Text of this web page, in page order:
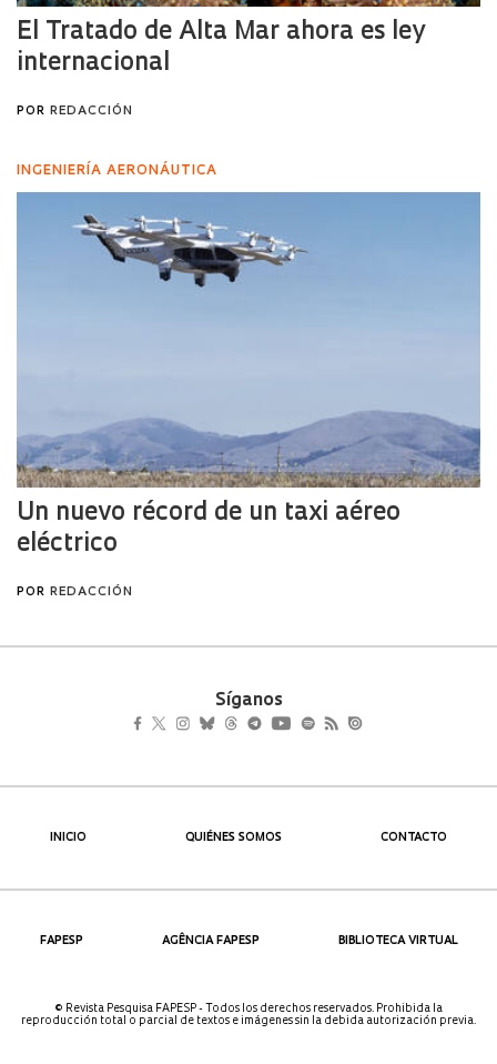
Síganos
INICIO QUIÉNES SOMOS CONTACTO
FAPESP AGÊNCIA FAPESP BIBLIOTECA VIRTUAL
© Revista Pesquisa FAPESP - Todos los derechos reservados. Prohibida la
reproducción total o parcial de textos e imágenes sin la debida autorización previa.